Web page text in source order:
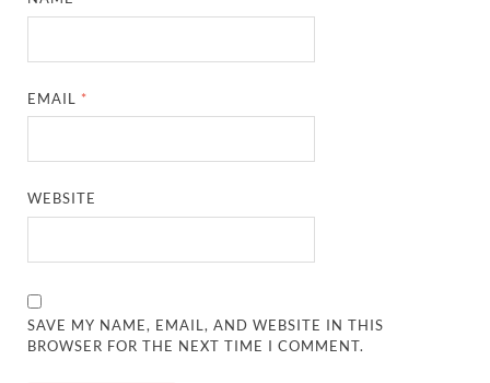
EMAIL *
WEBSITE
SAVE MY NAME, EMAIL, AND WEBSITE IN THIS
BROWSER FOR THE NEXT TIME I COMMENT.